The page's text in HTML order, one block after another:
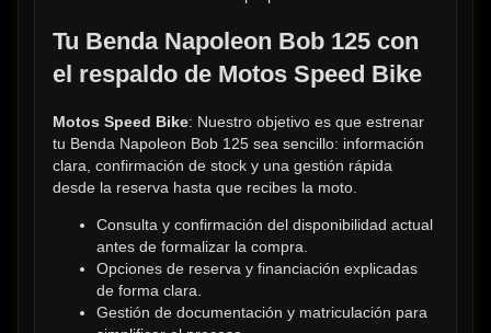
Tu Benda Napoleon Bob 125 con
el respaldo de Motos Speed Bike
Motos Speed Bike: Nuestro objetivo es que estrenar
tu Benda Napoleon Bob 125 sea sencillo: información
clara, confirmación de stock y una gestión rápida
desde la reserva hasta que recibes la moto.
Consulta y confirmación del disponibilidad actual
antes de formalizar la compra.
Opciones de reserva y financiación explicadas
de forma clara.
Gestión de documentación y matriculación para